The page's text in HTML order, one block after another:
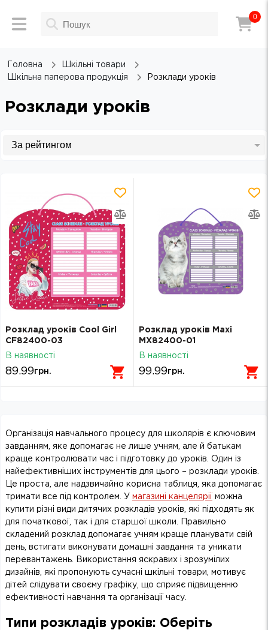
0
Головна
Шкільні товари
Шкільна паперова продукція
Розклади уроків
Розклади уроків
Розклад уроків Cool Girl
CF82400-03
В наявності
89.99грн.
Розклад уроків Maxi
MX82400-01
В наявності
99.99грн.
Організація навчального процесу для школярів є ключовим
завданням, яке допомагає не лише учням, але й батькам
краще контролювати час і підготовку до уроків. Один із
найефективніших інструментів для цього – розклади уроків.
Це проста, але надзвичайно корисна таблиця, яка допомагає
тримати все під контролем. У магазині канцелярії можна
купити різні види дитячих розкладів уроків, які підходять як
для початкової, так і для старшої школи. Правильно
складений розклад допомагає учням краще планувати свій
день, встигати виконувати домашні завдання та уникати
перевантажень. Використання яскравих і зрозумілих
дизайнів, які пропонують сучасні шкільні товари, мотивує
дітей слідувати своєму графіку, що сприяє підвищенню
ефективності навчання та організації часу.
Типи розкладів уроків: Оберіть